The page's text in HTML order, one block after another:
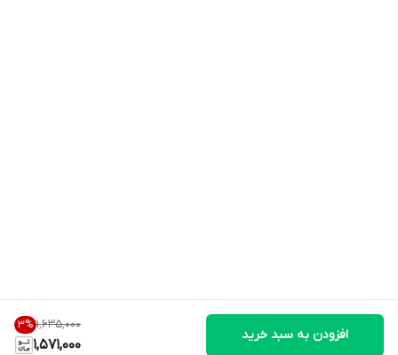
۱٬۶۳۵٬۰۰۰ 3%
1,571,000
افزودن به سبد خرید